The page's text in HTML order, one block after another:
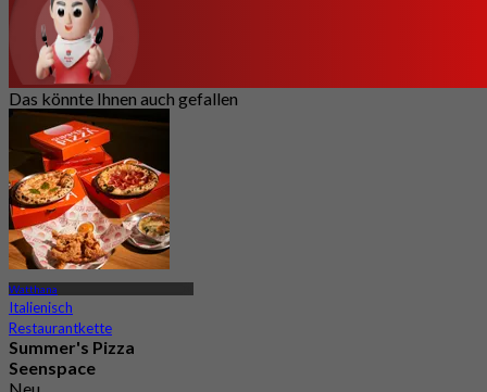
Das könnte Ihnen auch gefallen
Watthana
Italienisch
Restaurantkette
Summer's Pizza
Seenspace